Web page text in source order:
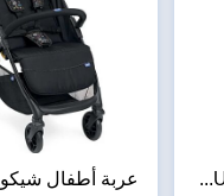
عربة أطفال شيكو Glee –...